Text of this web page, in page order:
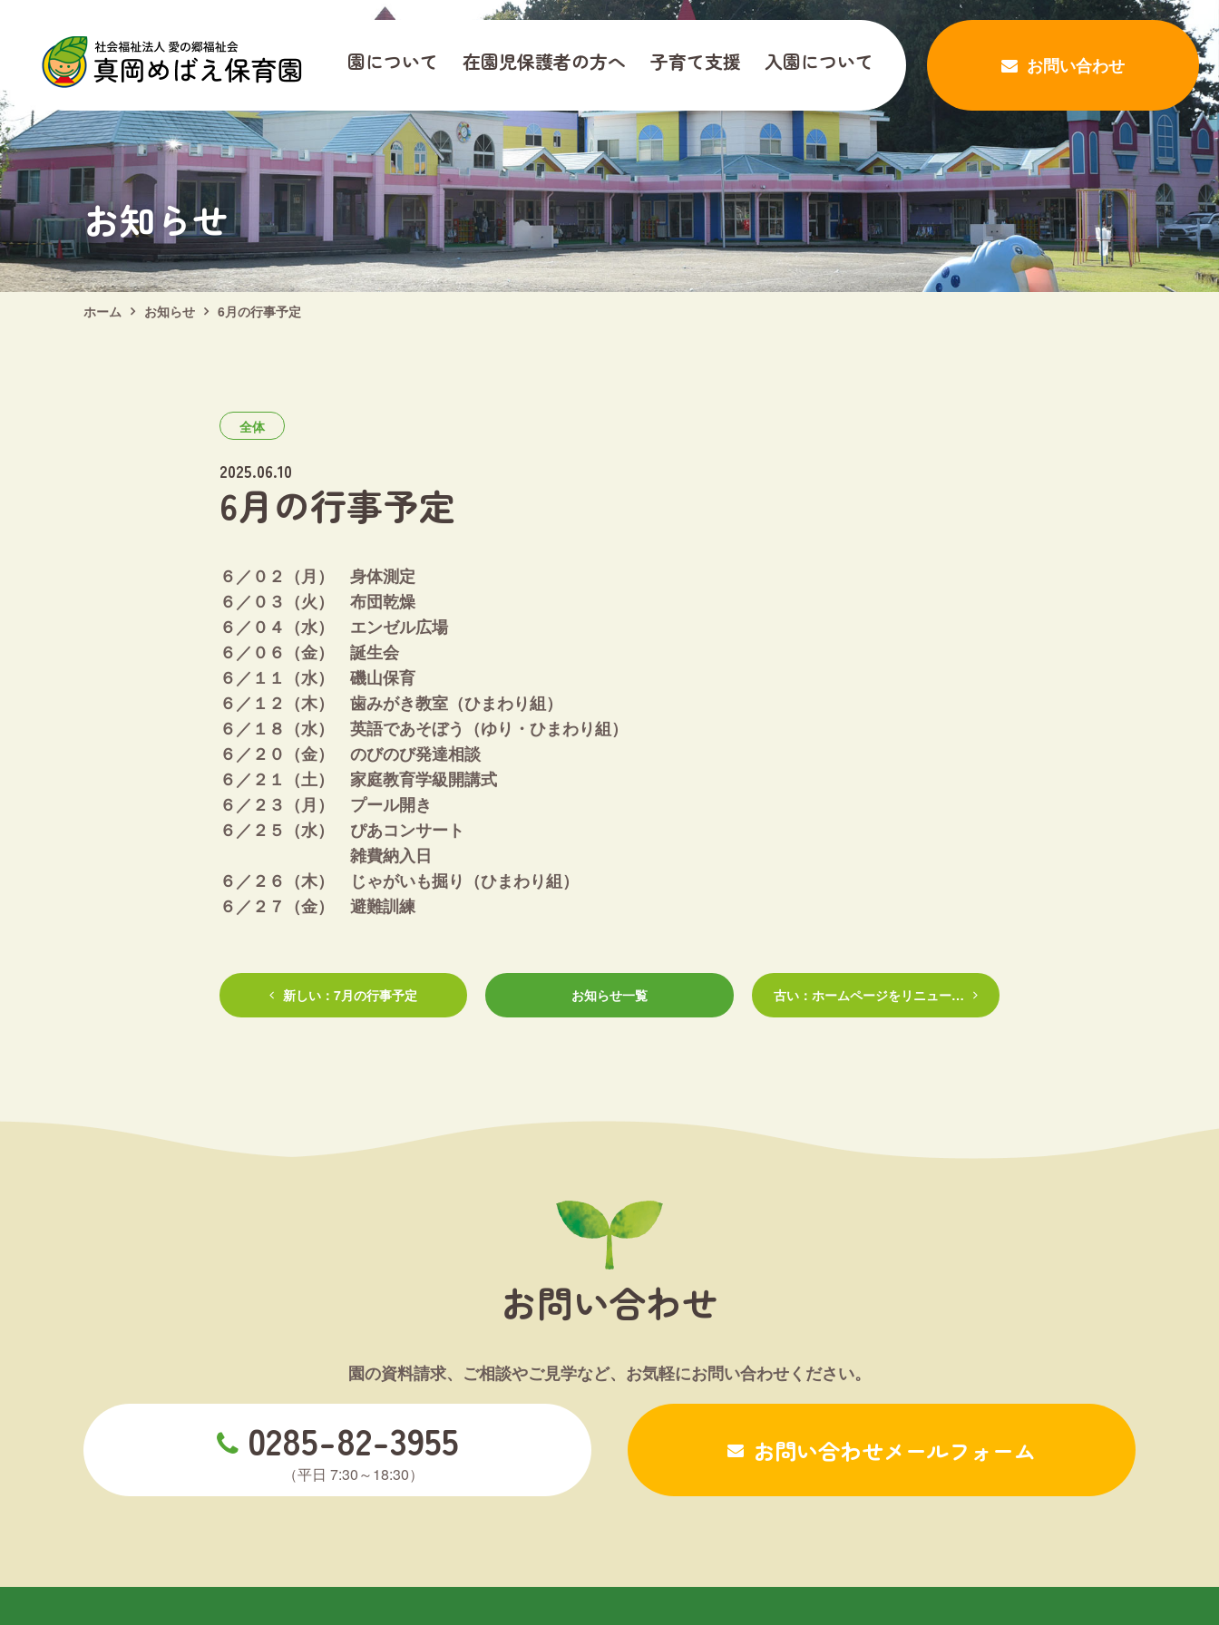
園について
園の紹介
園での生活
在園児保護者の方へ
保育日誌
お知らせ
各種様式ダウンロード
子育て支援 入園について お問い合わせ
お知らせ
ホーム お知らせ 6月の行事予定
全体
2025.06.10
6月の行事予定
６／０２（月） 身体測定
６／０３（火） 布団乾燥
６／０４（水） エンゼル広場
６／０６（金） 誕生会
６／１１（水） 磯山保育
６／１２（木） 歯みがき教室（ひまわり組）
６／１８（水） 英語であそぼう（ゆり・ひまわり組）
６／２０（金） のびのび発達相談
６／２１（土） 家庭教育学級開講式
６／２３（月） プール開き
６／２５（水） ぴあコンサート
雑費納入日
６／２６（木） じゃがいも掘り（ひまわり組）
６／２７（金） 避難訓練
新しい：7月の行事予定 古い：ホームページをリニュー…
お知らせ一覧
お問い合わせ
園の資料請求、ご相談やご見学など、お気軽にお問い合わせください。
0285-82-3955
（平日 7:30～18:30）
お問い合わせメールフォーム